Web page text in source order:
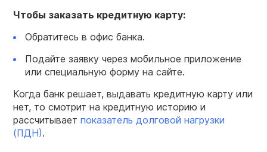
Чтобы заказать кредитную карту:
Обратитесь в офис банка.
Подайте заявку через мобильное приложение
или специальную форму на сайте.
Когда банк решает, выдавать кредитную карту или
нет, то смотрит на кредитную историю и
рассчитывает показатель долговой нагрузки
(ПДН).